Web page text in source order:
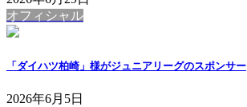
オフィシャル
「ダイハツ柏崎」様がジュニアリーグのスポンサー
2026年6月5日